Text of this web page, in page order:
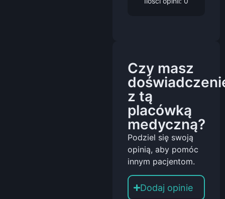
Czy masz
z tą
placówką
medyczną?
Podziel się swoją
opinią, aby pomóc
innym pacjentom.
Dodaj opinie